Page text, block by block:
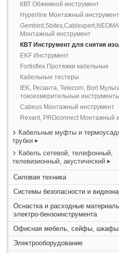
КВТ Обжимной инструмент
Hyperline Монтажный инструмент
Монтажный инструмент
КВТ Инструмент для снятия
EKF Инструмент
Fortisflex Протяжки кабельные
Кабельные тестеры
IEK, Ресанта, Telecom, Bort
токоизмерительные инструменты
Cabeus Монтажный инструмент
Rexant, PROconnect Монтажный
Кабельные муфты и
трубки
Кабель сетевой, телефонный,
телевизионный, акустический
Силовая техника
Системы безопасности и
Оснастка и расходные
электро-бензоинструмента
Офисная мебель, сейфы, шкафы
Электрооборудование